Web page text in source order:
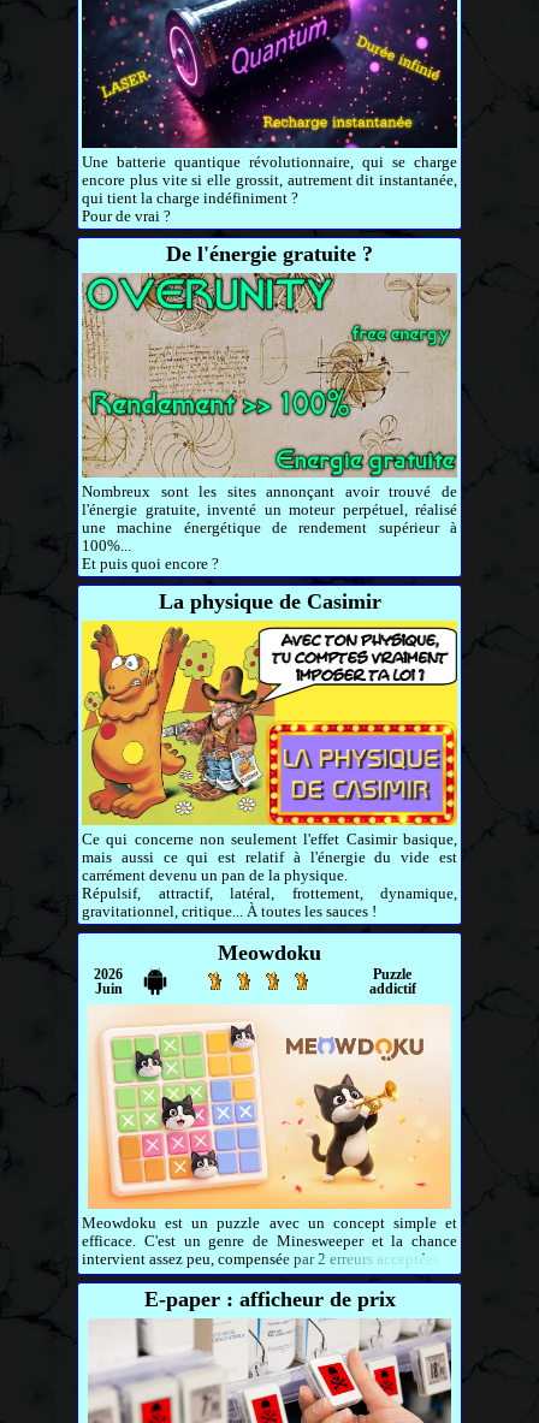
Une batterie quantique révolutionnaire, qui se charge
encore plus vite si elle grossit, autrement dit instantanée,
qui tient la charge indéfiniment ?
Pour de vrai ?
De l'énergie gratuite ?
Nombreux sont les sites annonçant avoir trouvé de
l'énergie gratuite, inventé un moteur perpétuel, réalisé
une machine énergétique de rendement supérieur à
100%...
Et puis quoi encore ?
La physique de Casimir
Ce qui concerne non seulement l'effet Casimir basique,
mais aussi ce qui est relatif à l'énergie du vide est
carrément devenu un pan de la physique.
Répulsif, attractif, latéral, frottement, dynamique,
gravitationnel, critique... À toutes les sauces !
Meowdoku
2026
Juin
Puzzle
addictif
Meowdoku est un puzzle avec un concept simple et
efficace. C'est un genre de Minesweeper et la chance
intervient assez peu, compensée par 2 erreurs acceptées.
E-paper : afficheur de prix